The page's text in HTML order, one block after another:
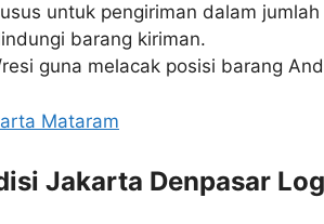
untuk pengiriman dalam
barang kiriman.
guna melacak posisi barang
Mataram
Jakarta Denpasar